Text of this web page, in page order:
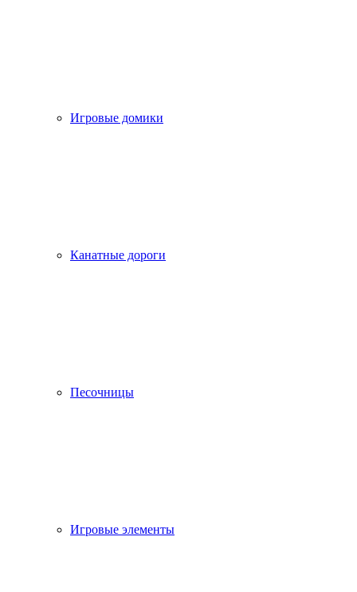
Игровые домики
Канатные дороги
Песочницы
Игровые элементы